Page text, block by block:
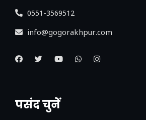
0551-3569512
info@gogorakhpur.com
पसंद चुनें